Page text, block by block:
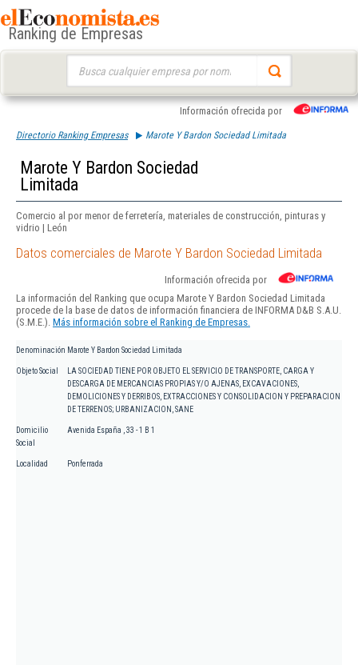
Ranking de Empresas
Información ofrecida por
Directorio Ranking Empresas Marote Y Bardon Sociedad Limitada
Marote Y Bardon Sociedad
Limitada
Comercio al por menor de ferretería, materiales de construcción, pinturas y
vidrio | León
Datos comerciales de Marote Y Bardon Sociedad Limitada
Información ofrecida por
La información del Ranking que ocupa Marote Y Bardon Sociedad Limitada
procede de la base de datos de información financiera de INFORMA D&B S.A.U.
(S.M.E.). Más información sobre el Ranking de Empresas.
Denominación Marote Y Bardon Sociedad Limitada
Objeto Social
LA SOCIEDAD TIENE POR OBJETO EL SERVICIO DE TRANSPORTE, CARGA Y
DESCARGA DE MERCANCIAS PROPIAS Y/O AJENAS, EXCAVACIONES,
DEMOLICIONES Y DERRIBOS, EXTRACCIONES Y CONSOLIDACION Y PREPARACION
DE TERRENOS; URBANIZACION, SANE
Domicilio
Social
Avenida España , 33 - 1 B 1
Localidad Ponferrada